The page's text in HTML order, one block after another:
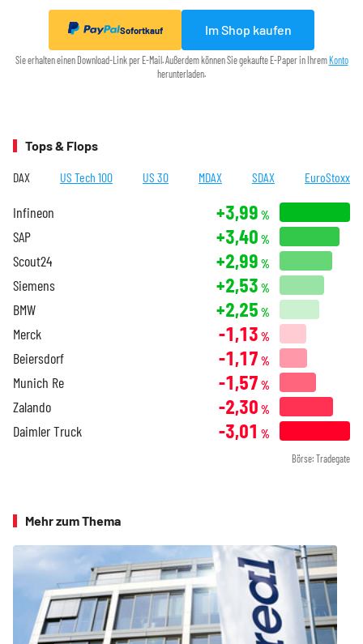
Sofortkauf Im Shop kaufen
Sie erhalten einen Download-Link per E-Mail. Außerdem können Sie gekaufte E-Paper in Ihrem Konto
herunterladen.
Tops & Flops
DAX US Tech 100 US 30 MDAX SDAX EuroStoxx
Infineon +3,99 %
SAP +3,40 %
Scout24 +2,99 %
Siemens +2,53 %
BMW +2,25 %
Merck -1,13 %
Beiersdorf -1,17 %
Munich Re -1,57 %
Zalando -2,30 %
Daimler Truck -3,01 %
Börse: Tradegate
Mehr zum Thema